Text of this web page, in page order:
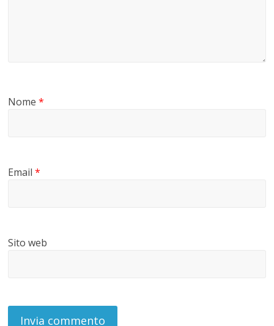
Nome*
Email*
Sito web